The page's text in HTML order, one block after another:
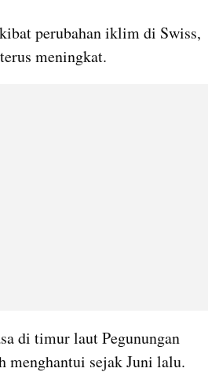
perubahan iklim di Swiss,
meningkat.
di timur laut Pegunungan
menghantui sejak Juni lalu.